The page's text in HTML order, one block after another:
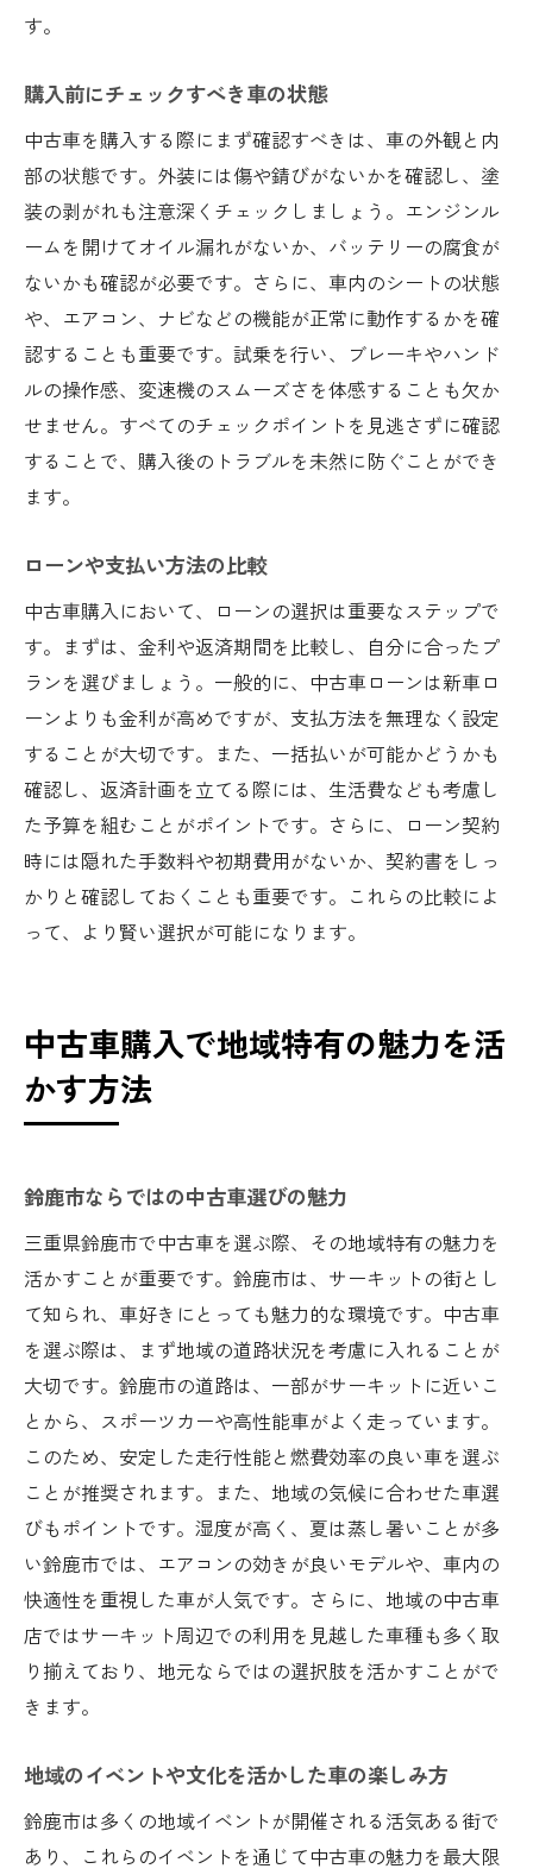
す。
購入前にチェックすべき車の状態
中古車を購入する際にまず確認すべきは、車の外観と内
部の状態です。外装には傷や錆びがないかを確認し、塗
装の剥がれも注意深くチェックしましょう。エンジンル
ームを開けてオイル漏れがないか、バッテリーの腐食が
ないかも確認が必要です。さらに、車内のシートの状態
や、エアコン、ナビなどの機能が正常に動作するかを確
認することも重要です。試乗を行い、ブレーキやハンド
ルの操作感、変速機のスムーズさを体感することも欠か
せません。すべてのチェックポイントを見逃さずに確認
することで、購入後のトラブルを未然に防ぐことができ
ます。
ローンや支払い方法の比較
中古車購入において、ローンの選択は重要なステップで
す。まずは、金利や返済期間を比較し、自分に合ったプ
ランを選びましょう。一般的に、中古車ローンは新車ロ
ーンよりも金利が高めですが、支払方法を無理なく設定
することが大切です。また、一括払いが可能かどうかも
確認し、返済計画を立てる際には、生活費なども考慮し
た予算を組むことがポイントです。さらに、ローン契約
時には隠れた手数料や初期費用がないか、契約書をしっ
かりと確認しておくことも重要です。これらの比較によ
って、より賢い選択が可能になります。
中古車購入で地域特有の魅力を活
かす方法
鈴鹿市ならではの中古車選びの魅力
三重県鈴鹿市で中古車を選ぶ際、その地域特有の魅力を
活かすことが重要です。鈴鹿市は、サーキットの街とし
て知られ、車好きにとっても魅力的な環境です。中古車
を選ぶ際は、まず地域の道路状況を考慮に入れることが
大切です。鈴鹿市の道路は、一部がサーキットに近いこ
とから、スポーツカーや高性能車がよく走っています。
このため、安定した走行性能と燃費効率の良い車を選ぶ
ことが推奨されます。また、地域の気候に合わせた車選
びもポイントです。湿度が高く、夏は蒸し暑いことが多
い鈴鹿市では、エアコンの効きが良いモデルや、車内の
快適性を重視した車が人気です。さらに、地域の中古車
店ではサーキット周辺での利用を見越した車種も多く取
り揃えており、地元ならではの選択肢を活かすことがで
きます。
地域のイベントや文化を活かした車の楽しみ方
鈴鹿市は多くの地域イベントが開催される活気ある街で
あり、これらのイベントを通じて中古車の魅力を最大限